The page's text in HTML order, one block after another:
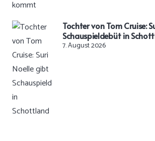
Tochter von Tom Cruise:
Schauspieldebüt in
7. August 2026